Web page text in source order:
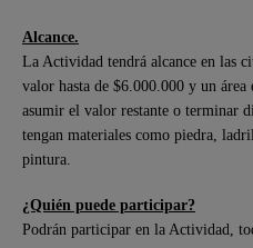
Alcance.
La Actividad tendrá alcance en las
valor hasta de $6.000.000 y un
asumir el valor restante o terminar
tengan materiales como piedra,
pintura.
¿Quién puede participar?
Podrán participar en la Actividad,